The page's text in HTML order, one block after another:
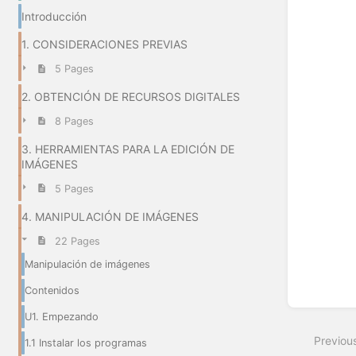
Introducción
1. CONSIDERACIONES PREVIAS
5 Pages
2. OBTENCIÓN DE RECURSOS DIGITALES
8 Pages
3. HERRAMIENTAS PARA LA EDICIÓN DE
IMÁGENES
5 Pages
4. MANIPULACIÓN DE IMÁGENES
22 Pages
Manipulación de imágenes
Contenidos
U1. Empezando
1.1 Instalar los programas